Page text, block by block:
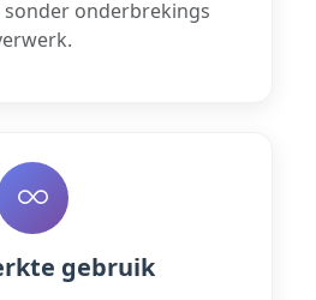
sonder onderbrekings
gebruik